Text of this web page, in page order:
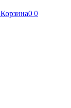
Корзина0 0